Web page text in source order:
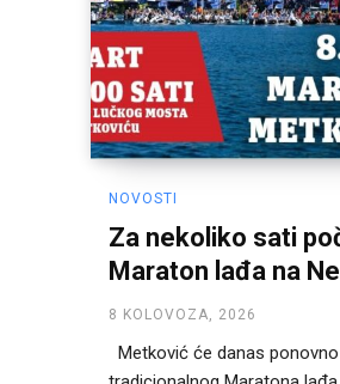
NOVOSTI
Za nekoliko sati
Maraton lađa na
8 KOLOVOZA, 2026
Metković će danas